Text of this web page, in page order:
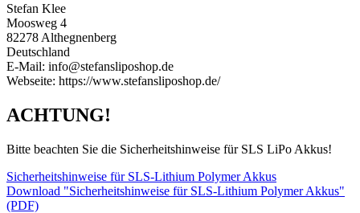
Stefan Klee
Moosweg 4
82278 Althegnenberg
Deutschland
E-Mail: info@stefansliposhop.de
Webseite: https://www.stefansliposhop.de/
ACHTUNG!
Bitte beachten Sie die Sicherheitshinweise für SLS LiPo Akkus!
Sicherheitshinweise für SLS-Lithium Polymer Akkus
Download "Sicherheitshinweise für SLS-Lithium Polymer Akkus"
(PDF)